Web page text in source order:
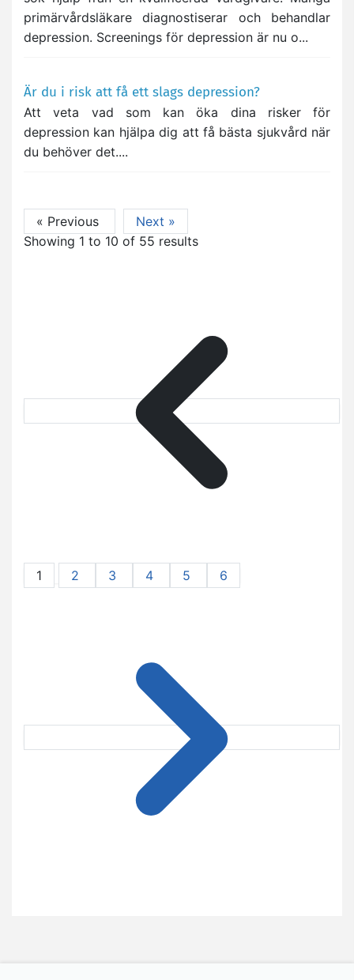
primärvårdsläkare diagnostiserar och behandlar
depression. Screenings för depression är nu o...
Är du i risk att få ett slags depression?
Att veta vad som kan öka dina risker för
depression kan hjälpa dig att få bästa sjukvård när
du behöver det....
« Previous
Next »
Showing 1 to 10 of 55 results
1 2 3 4 5 6